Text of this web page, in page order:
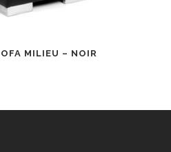
MILIEU – NOIR